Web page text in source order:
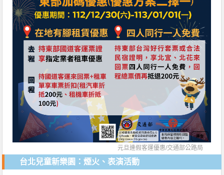
元旦連假客運優惠/交通部公路局
台北兒童新樂園：煙火、表演活動